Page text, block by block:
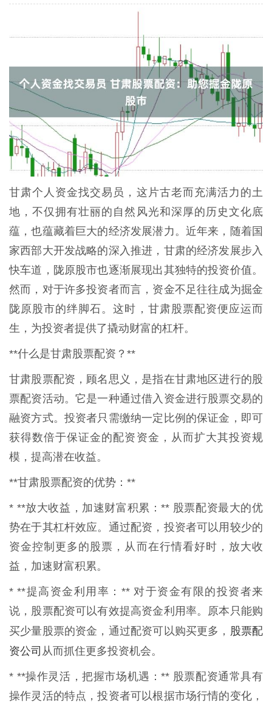
甘肃个人资金找交易员，这片古老而充满活力的土
地，不仅拥有壮丽的自然风光和深厚的历史文化底
蕴，也蕴藏着巨大的经济发展潜力。近年来，随着国
家西部大开发战略的深入推进，甘肃的经济发展步入
快车道，陇原股市也逐渐展现出其独特的投资价值。
然而，对于许多投资者而言，资金不足往往成为掘金
陇原股市的绊脚石。这时，甘肃股票配资便应运而
生，为投资者提供了撬动财富的杠杆。
**什么是甘肃股票配资？**
甘肃股票配资，顾名思义，是指在甘肃地区进行的股
票配资活动。它是一种通过借入资金进行股票交易的
融资方式。投资者只需缴纳一定比例的保证金，即可
获得数倍于保证金的配资资金，从而扩大其投资规
模，提高潜在收益。
**甘肃股票配资的优势：**
* **放大收益，加速财富积累：** 股票配资最大的优
势在于其杠杆效应。通过配资，投资者可以用较少的
资金控制更多的股票，从而在行情看好时，放大收
益，加速财富积累。
* **提高资金利用率：** 对于资金有限的投资者来
说，股票配资可以有效提高资金利用率。原本只能购
买少量股票的资金，通过配资可以购买更多， 股票配
资公司 从而抓住更多投资机会。
* **操作灵活，把握市场机遇：** 股票配资通常具有
操作灵活的特点，投资者可以根据市场行情的变化，